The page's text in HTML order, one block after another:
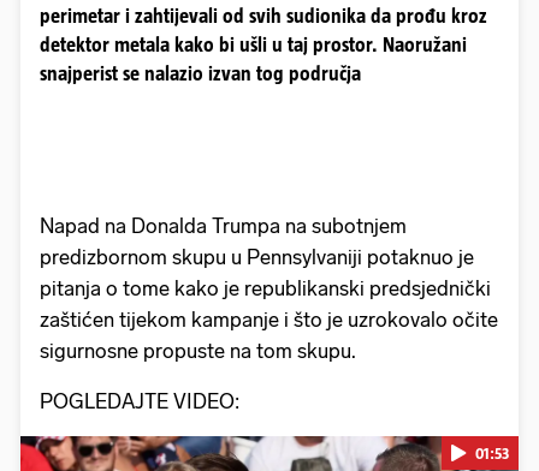
perimetar i zahtijevali od svih sudionika da prođu kroz
detektor metala kako bi ušli u taj prostor. Naoružani
snajperist se nalazio izvan tog područja
Napad na Donalda Trumpa na subotnjem
predizbornom skupu u Pennsylvaniji potaknuo je
pitanja o tome kako je republikanski predsjednički
zaštićen tijekom kampanje i što je uzrokovalo očite
sigurnosne propuste na tom skupu.
POGLEDAJTE VIDEO:
01:53